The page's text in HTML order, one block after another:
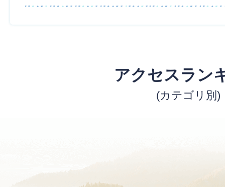
アクセスラン
(カテゴリ別)